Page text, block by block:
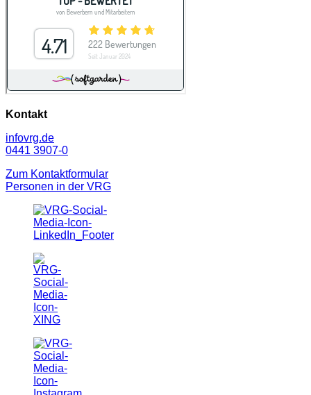
Kontakt
infovrg.de
0441 3907-0
Zum Kontaktformular
Personen in der VRG